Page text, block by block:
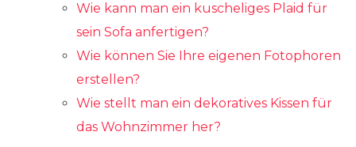
Wie kann man ein kuscheliges Plaid für
sein Sofa anfertigen?
Wie können Sie Ihre eigenen Fotophoren
erstellen?
Wie stellt man ein dekoratives Kissen für
das Wohnzimmer her?